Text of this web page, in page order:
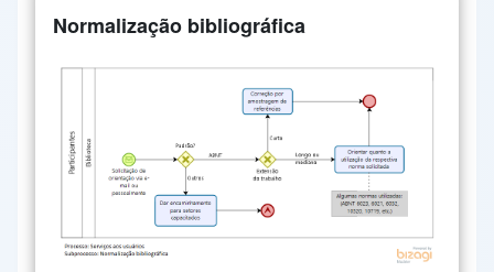
Normalização bibliográfica